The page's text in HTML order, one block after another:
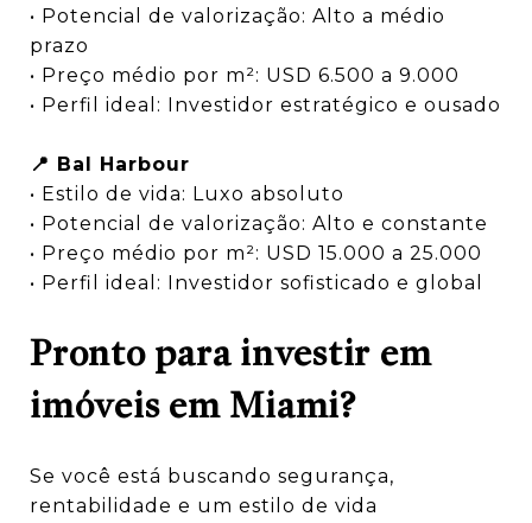
• Potencial de valorização: Alto a médio
prazo
• Preço médio por m²: USD 6.500 a 9.000
• Perfil ideal: Investidor estratégico e ousado
📍 Bal Harbour
• Estilo de vida: Luxo absoluto
• Potencial de valorização: Alto e constante
• Preço médio por m²: USD 15.000 a 25.000
• Perfil ideal: Investidor sofisticado e global
Pronto para investir em
imóveis em Miami?
Se você está buscando segurança,
rentabilidade e um estilo de vida